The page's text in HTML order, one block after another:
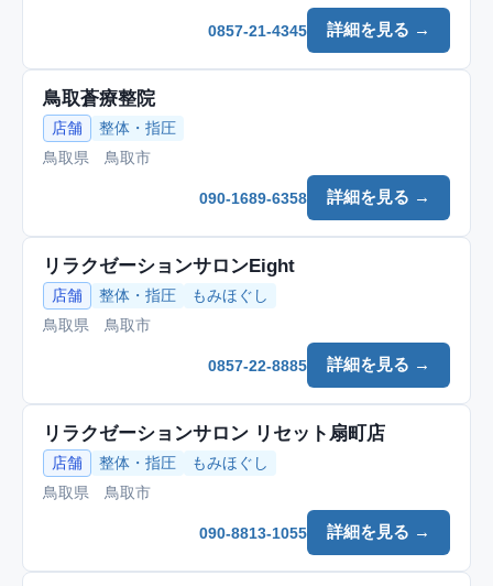
詳細を見る →
0857-21-4345
鳥取蒼療整院
店舗
整体・指圧
鳥取県 鳥取市
詳細を見る →
090-1689-6358
リラクゼーションサロンEight
店舗 整体・指圧
もみほぐし
鳥取県 鳥取市
詳細を見る →
0857-22-8885
リラクゼーションサロン リセット扇町店
店舗 整体・指圧
もみほぐし
鳥取県 鳥取市
詳細を見る →
090-8813-1055